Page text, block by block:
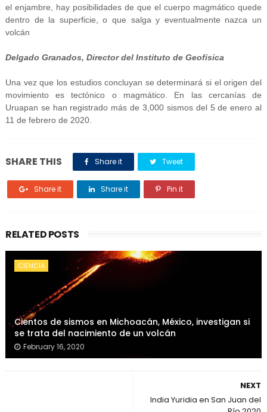
el enjambre, hay posibilidades de que el cuerpo magmático quede
dentro de la superficie, o que salga y eventualmente nazca un
volcán
Delgado Granados, Director del Instituto de Geofísica
Una vez que los estudios concluyan se determinará si el origen del
movimiento es tectónico o magmático. En las cercanías de
Uruapan se han registrado más de 3,000 sismos del 5 de enero al
11 de febrero de 2020.
SHARE THIS Share it Tweet
Share it Share it Pin it
RELATED POSTS
CIENCIA
Cientos de sismos en Michoacán, México, investigan si
se trata del nacimiento de un volcán
February 16, 2020
NEXT
India Yuridia en San Juan del